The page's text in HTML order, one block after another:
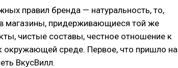
правил бренда — натуральность, то,
магазины, придерживающиеся той же
чистые составы, честное отношение к
окружающей среде. Первое, что пришло на
ВкусВилл.